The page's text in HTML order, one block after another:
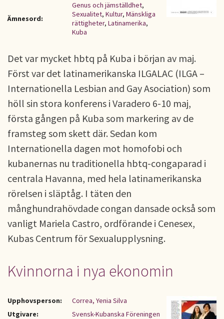
Ämnesord:
Genus och jämställdhet,
Sexualitet, Kultur, Mänskliga
rättigheter, Latinamerika,
Kuba
Det var mycket hbtq på Kuba i början av maj.
Först var det latinamerikanska ILGALAC (ILGA –
Internationella Lesbian and Gay Asociation) som
höll sin stora konferens i Varadero 6-10 maj,
första gången på Kuba som markering av de
framsteg som skett där. Sedan kom
Internationella dagen mot homofobi och
kubanernas nu traditionella hbtq-congaparad i
centrala Havanna, med hela latinamerikanska
rörelsen i släptåg. I täten den
månghundrahövdade congan dansade också som
vanligt Mariela Castro, ordförande i Cenesex,
Kubas Centrum för Sexualupplysning.
Kvinnorna i nya ekonomin
Upphovsperson:
Correa, Yenia Silva
Utgivare:
Svensk-Kubanska Föreningen